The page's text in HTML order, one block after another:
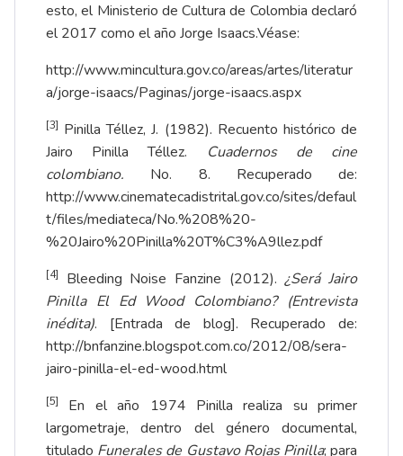
esto, el Ministerio de Cultura de Colombia declaró
el 2017 como el año Jorge Isaacs.Véase:
http://www.mincultura.gov.co/areas/artes/literatur
a/jorge-isaacs/Paginas/jorge-isaacs.aspx
[3] Pinilla Téllez, J. (1982). Recuento histórico de
Jairo Pinilla Téllez.
Cuadernos de cine
colombiano. No. 8. Recuperado de:
http://www.cinematecadistrital.gov.co/sites/defaul
t/files/mediateca/No.%208%20-
%20Jairo%20Pinilla%20T%C3%A9llez.pdf
[4] Bleeding Noise Fanzine (2012). ¿Será Jairo
Pinilla El Ed Wood Colombiano? (Entrevista
inédita). [Entrada de blog]. Recuperado de:
http://bnfanzine.blogspot.com.co/2012/08/sera-
jairo-pinilla-el-ed-wood.html
[5]
En el año 1974 Pinilla realiza su primer
largometraje, dentro del género documental,
titulado Funerales de Gustavo Rojas Pinilla; para